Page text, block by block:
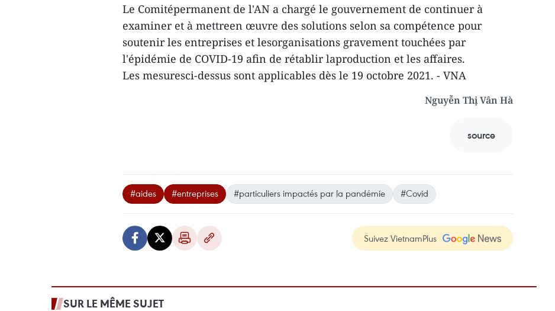
Le Comitépermanent de l'AN a chargé le gouvernement de continuer à
examiner et à mettreen œuvre des solutions selon sa compétence pour
soutenir les entreprises et lesorganisations gravement touchées par
l'épidémie de COVID-19 afin de rétablir laproduction et les affaires.
Les mesuresci-dessus sont applicables dès le 19 octobre 2021. - VNA
Nguyễn Thị Vân Hà
source
#aides #entreprises #particuliers impactés par la pandémie #Covid
Suivez VietnamPlus
SUR LE MÊME SUJET